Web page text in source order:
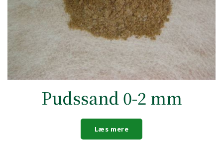
Pudssand 0-2 mm
Læs mere